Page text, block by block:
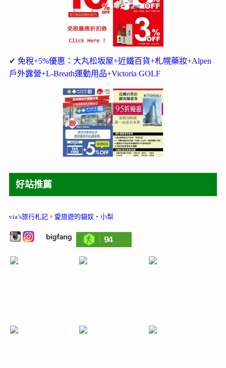
✔ 免稅+5%優惠：大丸松坂屋+近鐵百貨+札幌藥妝+Alpen
戶外露營+L-Breath運動用品+Victoria GOLF
好站推薦
via’s旅行札記。 愛旅遊的貓奴‧小梨
94